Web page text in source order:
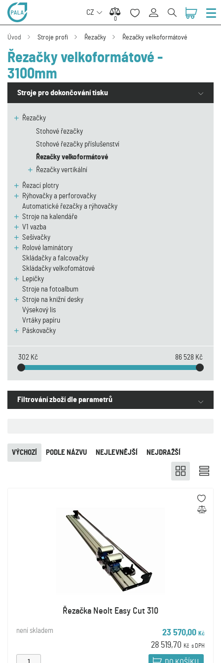
CZ
0
0
Úvod Stroje profi Řezačky Řezačky velkoformátové
Řezačky velkoformátové -
3100mm
Stroje pro dokončování tisku
Řezačky
Stohové řezačky
Stohové řezačky příslušenství
Řezačky velkoformátové
Řezačky vertikální
Řezací plotry
Rýhovačky a perforovačky
Automatické řezačky a rýhovačky
Stroje na kalendáře
V1 vazba
Sešívačky
Rolové laminátory
Skládačky a falcovačky
Skládačky velkofomátové
Lepičky
Stroje na fotoalbum
Stroje na knižní desky
Výsekový lis
Vrtáky papíru
Páskovačky
302 Kč 86 528 Kč
Filtrování zboží dle parametrů
NEJLEVNĚJŠÍ NEJDRAŽŠÍ
PODLE NÁZVU
VÝCHOZÍ
Řezačka Neolt Easy Cut 310
není skladem 23 570,00 Kč
28 519,70 Kč s DPH